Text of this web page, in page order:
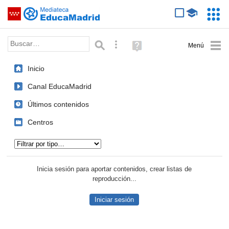
Saltar navegación
Palabra o frase: Búsqueda avanzada
Ayuda
(en
Inicio
Canal EducaMadrid
Últimos contenidos
Centros
Inicia sesión para aportar contenidos, crear listas de
reproducción...
Iniciar sesión